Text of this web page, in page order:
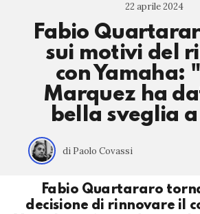
22 aprile 2024
Fabio
sui motivi del
con Yamaha:
Marquez ha
bella sveglia
di Paolo Covassi
Fabio Quartararo
decisione di rinnovare il